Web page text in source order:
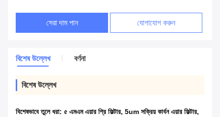
সেরা দাম পান যোগাযোগ করুন
বিশেষ উল্লেখ বর্ণনা
বিশেষ উল্লেখ
বিশেষভাবে তুলে ধরা: ৫ এমএম এয়ার প্রি ফিল্টার, 5um সক্রিয় কার্বন এয়ার ফিল্টার,